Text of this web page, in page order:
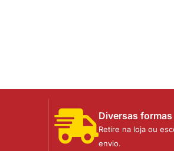
Diversas
Retire na loja ou
envio.